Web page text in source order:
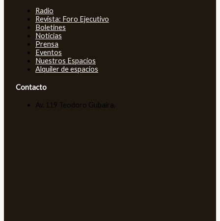
Radio
Revista: Foro Ejecutivo
Boletines
Noticias
Prensa
Eventos
Nuestros Espacios
Alquiler de espacios
Contacto
Av. 119 Teodoro Gubaira,